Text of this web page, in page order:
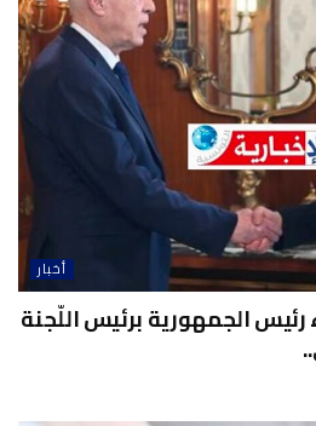
أخبار
رئيس الجمهورية برئيس اللّجنة